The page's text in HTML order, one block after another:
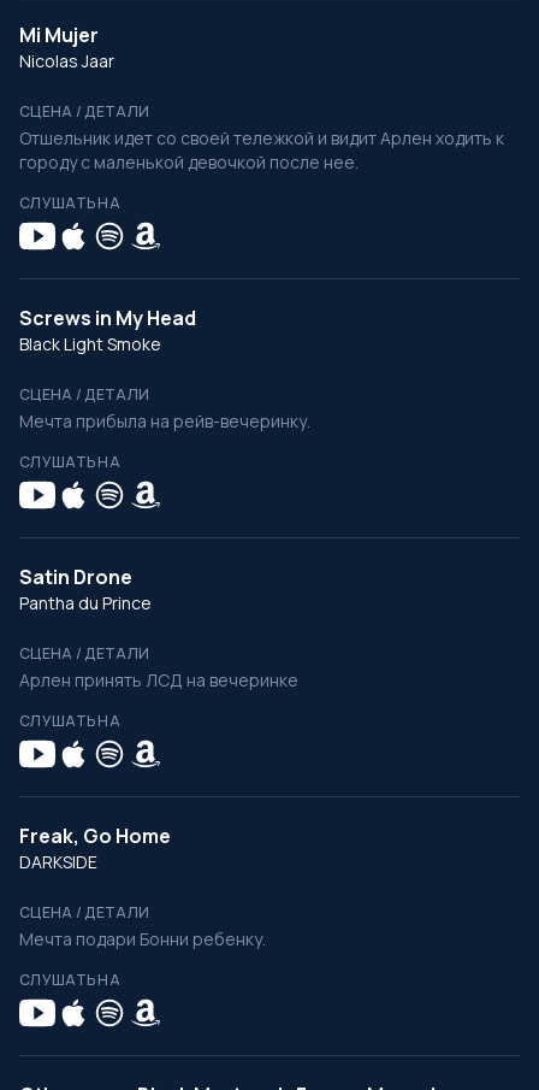
Mi Mujer
Nicolas Jaar
СЦЕНА / ДЕТАЛИ
Отшельник идет со своей тележкой и видит Арлен ходить к
городу с маленькой девочкой после нее.
СЛУШАТЬ НА
Screws in My Head
Black Light Smoke
СЦЕНА / ДЕТАЛИ
Мечта прибыла на рейв-вечеринку.
СЛУШАТЬ НА
Satin Drone
Pantha du Prince
СЦЕНА / ДЕТАЛИ
Арлен принять ЛСД на вечеринке
СЛУШАТЬ НА
Freak, Go Home
DARKSIDE
СЦЕНА / ДЕТАЛИ
Мечта подари Бонни ребенку.
СЛУШАТЬ НА